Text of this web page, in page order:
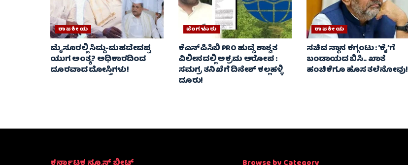
ರಾಜಕೀಯ
ಮೈಸೂರಲ್ಲಿ ಸಿದ್ದು-ಮಹದೇವಪ್ಪ
ಯುಗ ಅಂತ್ಯ? ಅಧಿಕಾರದಿಂದ
ದೂರವಾದ ದೋಸ್ತಿಗಳು!
ಬೆಂಗಳೂರು
ಕೆಎಸ್‌ಪಿಸಿಬಿ PRO ಹುದ್ದೆ ಶಾಶ್ವತ
ವಿಲೀನದಲ್ಲಿ ಅಕ್ರಮ ಆರೋಪ :
ಸಮಗ್ರ ತನಿಖೆಗೆ ದಿನೇಶ್ ಕಲ್ಲಹಳ್ಳಿ
ದೂರು!
ರಾಜಕೀಯ
ಸಚಿವ ಸ್ಥಾನ ಕಗ್ಗಂಟು : ‘ಕೈ’ಗೆ
ಬಂಡಾಯದ ಬಿಸಿ.. ಖಾತೆ
ಹಂಚಿಕೆಗೂ ಹೊಸ ತಲೆನೋವು!